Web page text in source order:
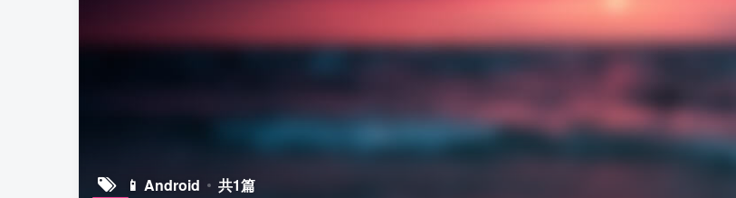
📱 Android 共1篇